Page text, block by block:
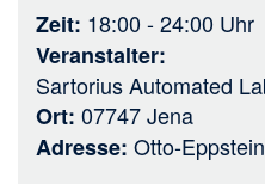
Zeit 18:00 - 24:00 Uhr
Veranstalter
Sartorius Automated
Ort 07747 Jena
Adresse Otto-